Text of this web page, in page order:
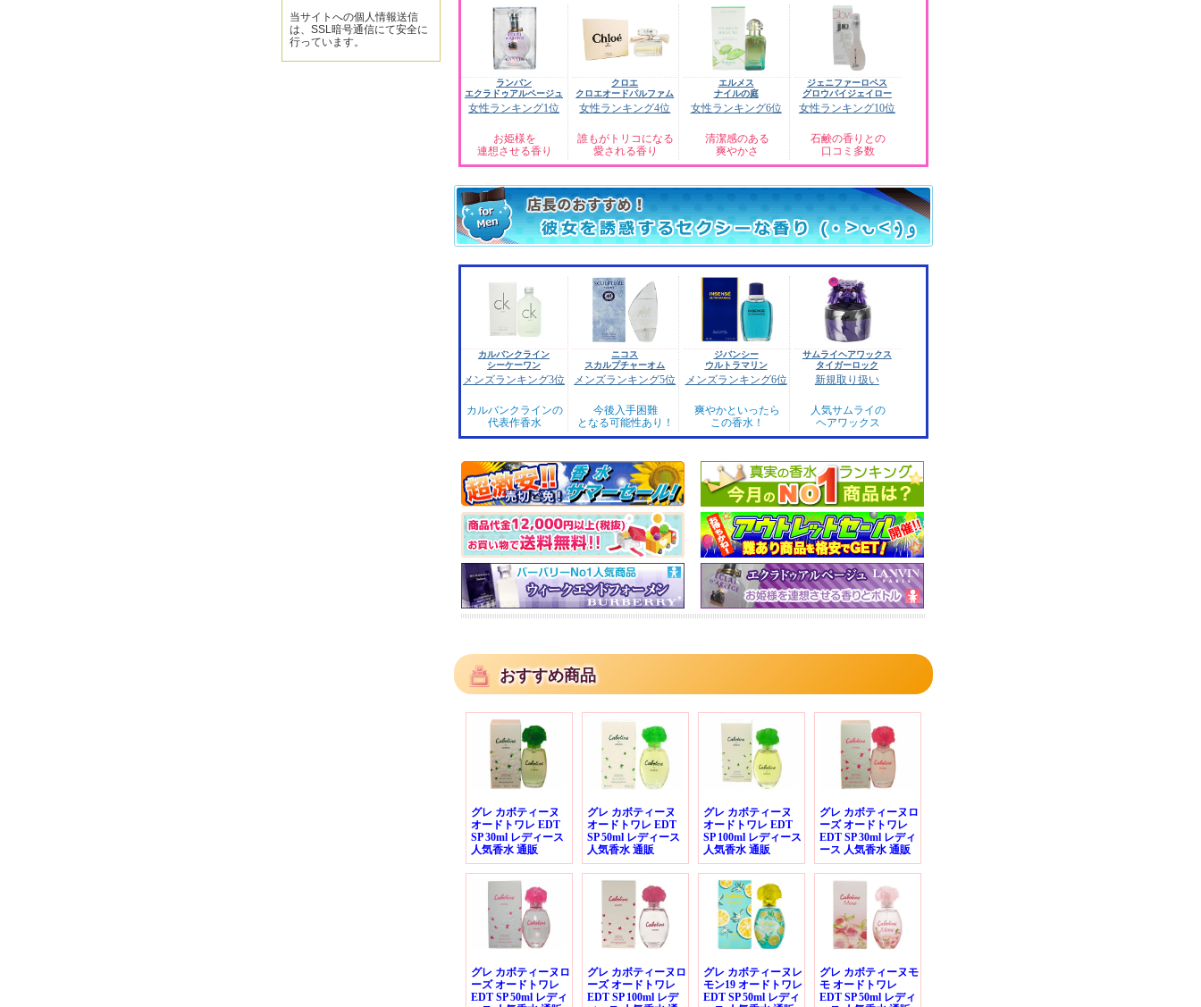
ランバン
エクラドゥアルページュ
女性ランキング1位
お姫様を
連想させる香り
クロエ
クロエオードパルファム
女性ランキング4位
誰もがトリコになる
愛される香り
エルメス
ナイルの庭
女性ランキング6位
清潔感のある
爽やかさ
ジェニファーロペス
グロウバイジェイロー
女性ランキング10位
石鹸の香りとの
口コミ多数
カルバンクライン
シーケーワン
メンズランキング3位
カルバンクラインの
代表作香水
ニコス
スカルプチャーオム
メンズランキング5位
今後入手困難
となる可能性あり！
ジバンシー
ウルトラマリン
メンズランキング6位
爽やかといったら
この香水！
サムライヘアワックス
タイガーロック
新規取り扱い
人気サムライの
ヘアワックス
おすすめ商品
グレ カボティーヌ
オードトワレ EDT
SP 30ml レディース
人気香水 通販
グレ カボティーヌ
オードトワレ EDT
SP 50ml レディース
人気香水 通販
グレ カボティーヌ
オードトワレ EDT
SP 100ml レディース
人気香水 通販
グレ カボティーヌロ
ーズ オードトワレ
EDT SP 30ml レディ
ース 人気香水 通販
グレ カボティーヌロ
ーズ オードトワレ
EDT SP 50ml レディ
グレ カボティーヌロ
ーズ オードトワレ
EDT SP 100ml レデ
グレ カボティーヌレ
モン19 オードトワレ
EDT SP 50ml レディ
グレ カボティーヌモ
モ オードトワレ
EDT SP 50ml レディ
当サイトへの個人情報送信
は、SSL暗号通信にて安全に
行っています。